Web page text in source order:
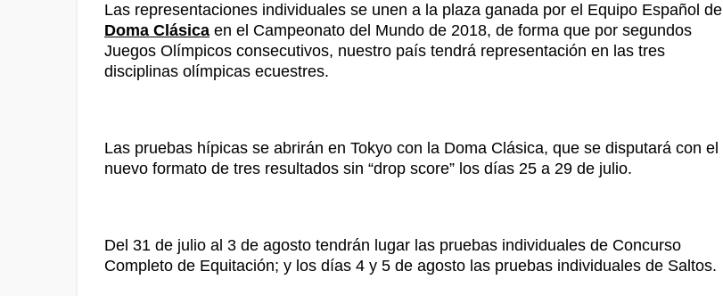
Las representaciones individuales se unen a la plaza ganada por el Equipo Español de
Doma Clásica en el Campeonato del Mundo de 2018, de forma que por segundos
Juegos Olímpicos consecutivos, nuestro país tendrá representación en las tres
disciplinas olímpicas ecuestres.
Las pruebas hípicas se abrirán en Tokyo con la Doma Clásica, que se disputará con el
nuevo formato de tres resultados sin “drop score” los días 25 a 29 de julio.
Del 31 de julio al 3 de agosto tendrán lugar las pruebas individuales de Concurso
Completo de Equitación; y los días 4 y 5 de agosto las pruebas individuales de Saltos.